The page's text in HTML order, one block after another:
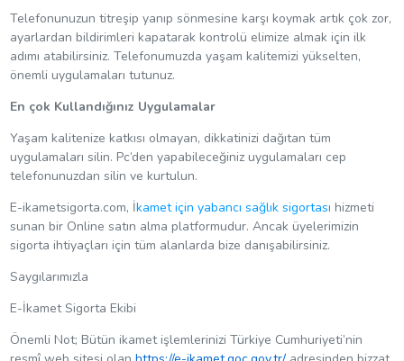
Telefonunuzun titreşip yanıp sönmesine karşı koymak artık çok zor,
ayarlardan bildirimleri kapatarak kontrolü elimize almak için ilk
adımı atabilirsiniz. Telefonumuzda yaşam kalitemizi yükselten,
önemli uygulamaları tutunuz.
En çok Kullandığınız Uygulamalar
Yaşam kalitenize katkısı olmayan, dikkatinizi dağıtan tüm
uygulamaları silin. Pc’den yapabileceğiniz uygulamaları cep
telefonunuzdan silin ve kurtulun.
E-ikametsigorta.com, İkamet için yabancı sağlık sigortası hizmeti
sunan bir Online satın alma platformudur. Ancak üyelerimizin
sigorta ihtiyaçları için tüm alanlarda bize danışabilirsiniz.
Saygılarımızla
E-İkamet Sigorta Ekibi
Önemli Not; Bütün ikamet işlemlerinizi Türkiye Cumhuriyeti’nin